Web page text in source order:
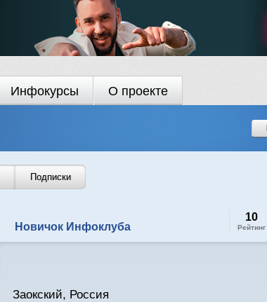
Инфокурсы О проекте
Подписки
Новичок Инфоклуба
10
Рейтинг
Заокский, Россия